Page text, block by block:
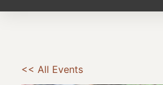
<< All Events